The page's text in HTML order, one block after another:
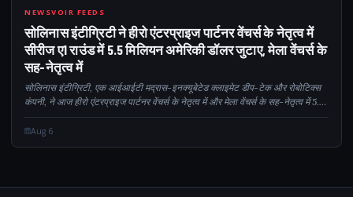
155
NEWSVOIR FEEDS
सोलिनास इंटीग्रिटी ने हीरो एंटरप्राइज पार्टनर वेंचर्स के नेतृत्व में
सीरीज ए1 राउंड में 5.5 मिलियन अमेरिकी डॉलर जुटाए, मेला वेंचर्स के
सह-नेतृत्व में
सोलिनास इंटीग्रिटी, एक आईआईटी मद्रास-इनक्यूबेटेड क्लाइमेट डीप-टेक और रोबोटिक्स
कंपनी, ने आज हीरो एंटरप्राइज पार्टनर वेंचर्स के नेतृत्व में और मेला वेंचर्स के सह-नेतृत्व में 5.5
मिलियन अमेरिकी डॉलर के सीरीज ए1 फंडिंग राउंड की घोषणा की, जिसमें कुछ...
Aug 6